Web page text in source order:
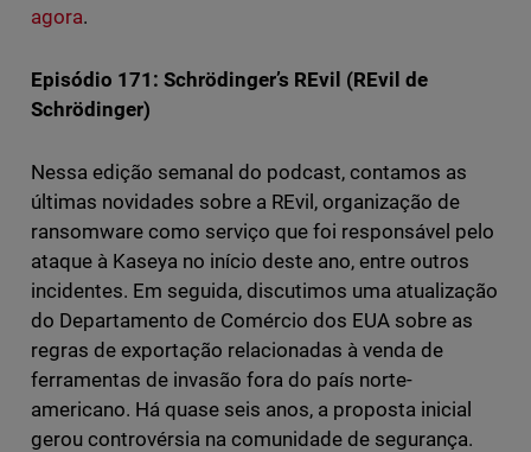
agora.
Episódio 171: Schrödinger’s REvil (REvil de
Schrödinger)
Nessa edição semanal do podcast, contamos as
últimas novidades sobre a REvil, organização de
ransomware como serviço que foi responsável pelo
ataque à Kaseya no início deste ano, entre outros
incidentes. Em seguida, discutimos uma atualização
do Departamento de Comércio dos EUA sobre as
regras de exportação relacionadas à venda de
ferramentas de invasão fora do país norte-
americano. Há quase seis anos, a proposta inicial
gerou controvérsia na comunidade de segurança.